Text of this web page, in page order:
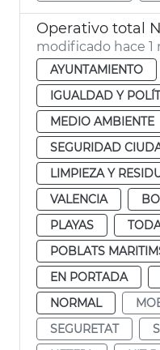
modificado hace 1
AYUNTAMIENTO
IGUALDAD Y
MEDIO AMBIENTE
SEGURIDAD
LIMPIEZA Y
VALENCIA
PLAYAS
POBLATS
EN PORTADA
NORMAL
SEGURETAT